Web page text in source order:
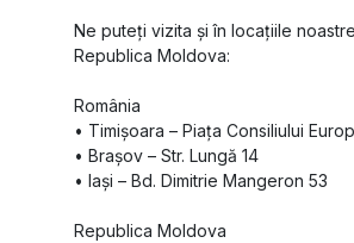
Ne puteți vizita și în locațiile
Republica Moldova:
România
•⁠ ⁠Timișoara – Piața Consiliului
•⁠ ⁠Brașov – Str. Lungă 14
•⁠ ⁠Iași – Bd. Dimitrie Mangeron 53
Republica Moldova